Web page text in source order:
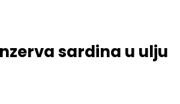
sardina u ulju